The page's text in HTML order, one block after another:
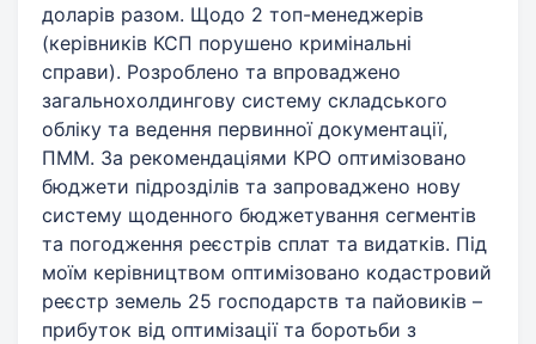
доларів разом. Щодо 2 топ-менеджерів
(керівників КСП порушено кримінальні
справи). Розроблено та впроваджено
загальнохолдингову систему складського
обліку та ведення первинної документації,
ПММ. За рекомендаціями КРО оптимізовано
бюджети підрозділів та запроваджено нову
систему щоденного бюджетування сегментів
та погодження реєстрів сплат та видатків. Під
моїм керівництвом оптимізовано кодастровий
реєстр земель 25 господарств та пайовиків –
прибуток від оптимізації та боротьби з